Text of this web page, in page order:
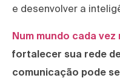
e desenvolver a
Num mundo cada
fortalecer sua rede
comunicação pode